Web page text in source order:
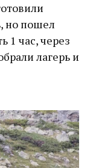
но пошел
1 час, через
лагерь и